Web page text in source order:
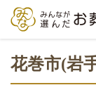
花巻市(岩